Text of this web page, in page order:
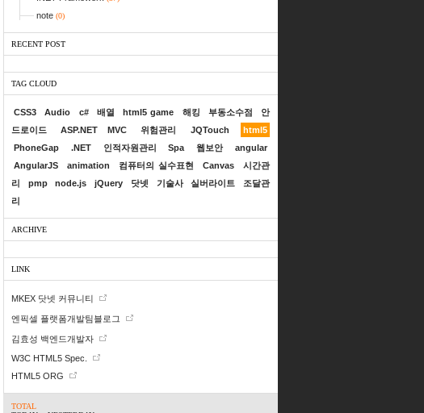
note (0)
RECENT POST
TAG CLOUD
CSS3 Audio c# 배열 html5 game 해킹 부동소수점
안
드로이드
ASP.NET MVC 위험관리 JQTouch
html5
PhoneGap
.NET 인적자원관리 Spa 웹보안
angular
AngularJS
animation 컴퓨터의 실수표현 Canvas
시간관
리
pmp node.js jQuery 닷넷 기술사 실버라이트
조달관
리
ARCHIVE
LINK
MKEX 닷넷 커뮤니티
엔픽셀 플랫폼개발팀블로그
김효성 백엔드개발자
W3C HTML5 Spec.
HTML5 ORG
TOTAL